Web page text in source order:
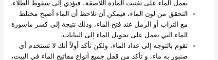
يعمل الماء على تفتيت المادة اللاصقة، فيؤدي إلى سقوط الطلاء.
التحقق من لون الماء، فيمكن أن تلاحظ أن الماء أصبح مختلط
مع التراب أو الرمل عند فتح الماء، وذلك نتيجة إلى كسر ماسورة
الماء التي تعمل على تحويل الماء إلى البنايات.
تقوم بالتوجه إلى عداد الماء، ولكن تأكد أولاً أنك لا تستخدم أي
صنبور به ماء، و تأكد من قفل جميع أنواع مفاتيح الماء في البيت،